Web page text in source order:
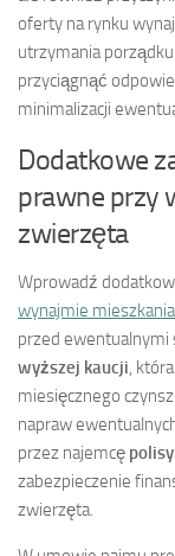
oferty na rynku
utrzymania
przyciągnąć
minimalizacji
Dodatkowe
prawne przy
zwierzęta
Wprowadź
wynajmie
przed ewentualnymi
wyższej kaucji ,
miesięcznego
napraw
przez najemcę polisy
zabezpieczenie
zwierzęta.